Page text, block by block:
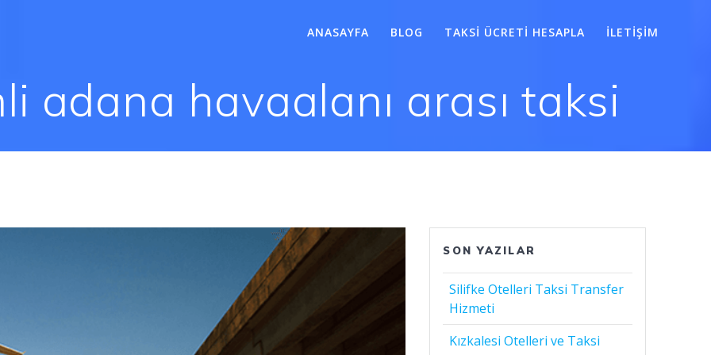
ANASAYFA BLOG TAKSI ÜCRETI HESAPLA İLETIŞIM
adana havaalanı arası taksi
SON YAZILAR
Silifke Otelleri Taksi Transfer
Hizmeti
Kızkalesi Otelleri ve Taksi